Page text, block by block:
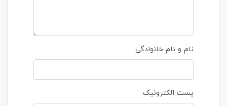
نام و نام خانوادگی
پست الکترونیک